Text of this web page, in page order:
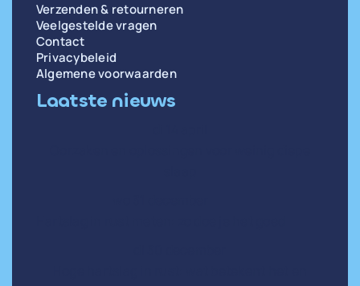
Verzenden & retourneren
Veelgestelde vragen
Contact
Privacybeleid
Algemene voorwaarden
Laatste nieuws